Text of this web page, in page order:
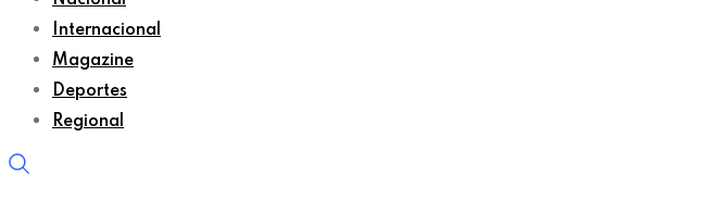
Internacional
Magazine
Deportes
Regional